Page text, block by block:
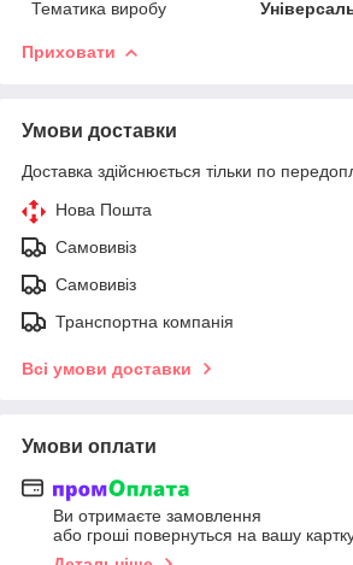
Тематика виробу
Приховати
Умови доставки
Доставка здійснюється тільки по
Нова Пошта
Самовивіз
Самовивіз
Транспортна компанія
Всі умови доставки
Умови оплати
Ви отримаєте замовлення
або гроші повернуться на вашу